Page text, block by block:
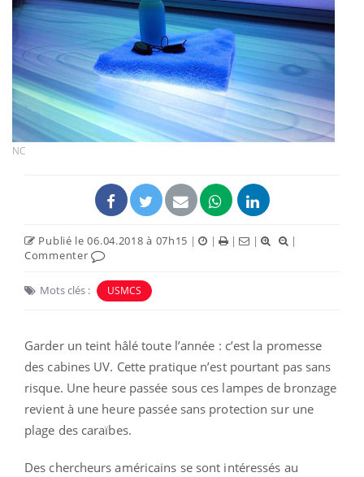
NC
Publié le 06.04.2018 à 07h15 | | | |
|
Commenter
Mots clés : USMCS
Garder un teint hâlé toute l’année : c’est la promesse
des cabines UV. Cette pratique n’est pourtant pas sans
risque. Une heure passée sous ces lampes de bronzage
revient à une heure passée sans protection sur une
plage des caraïbes.
Des chercheurs américains se sont intéressés au